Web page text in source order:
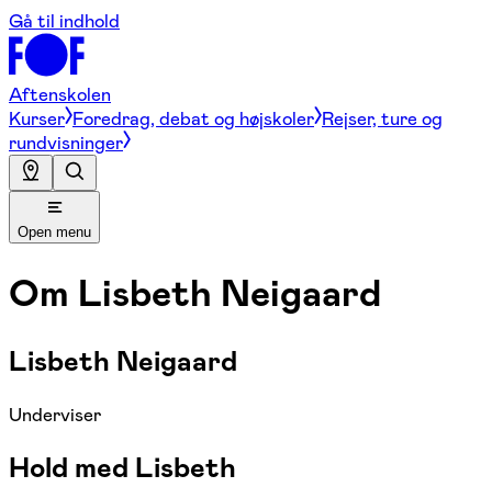
Gå til indhold
Aftenskolen
Kurser Foredrag, debat og højskoler Rejser, ture og
rundvisninger
Open menu
Om Lisbeth Neigaard
Lisbeth Neigaard
Underviser
Hold med Lisbeth